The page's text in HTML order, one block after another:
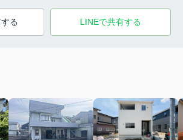
る LINEで共有する